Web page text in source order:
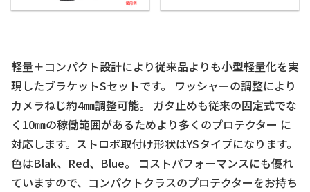
軽量＋コンパクト設計により従来品よりも小型軽量化を実
現したブラケットSセットです。 ワッシャーの調整により
カメラねじ約4㎜調整可能。 ガタ止めも従来の固定式でな
く10㎜の稼働範囲があるためより多くのプロテクター に
対応します。ストロボ取付け形状はYSタイプになります。
色はBlak、Red、Blue。 コストパフォーマンスにも優れ
ていますので、コンパクトクラスのプロテクターをお持ち